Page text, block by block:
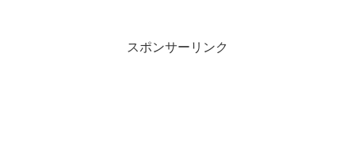
スポンサーリンク